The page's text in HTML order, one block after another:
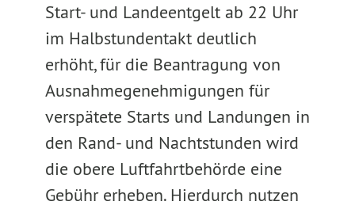
Start- und Landeentgelt ab 22 Uhr
im Halbstundentakt deutlich
erhöht, für die Beantragung von
Ausnahmegenehmigungen für
verspätete Starts und Landungen in
den Rand- und Nachtstunden wird
die obere Luftfahrtbehörde eine
Gebühr erheben. Hierdurch nutzen